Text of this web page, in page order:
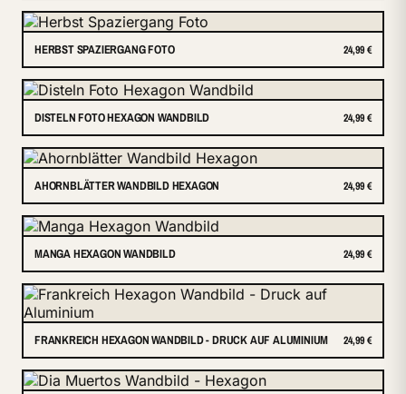
HERBST SPAZIERGANG FOTO 24,99 €
DISTELN FOTO HEXAGON WANDBILD 24,99 €
AHORNBLÄTTER WANDBILD HEXAGON 24,99 €
MANGA HEXAGON WANDBILD 24,99 €
FRANKREICH HEXAGON WANDBILD - DRUCK AUF ALUMINIUM 24,99 €